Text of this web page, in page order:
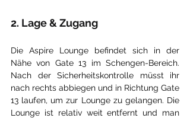
2. Lage & Zugang
Die Aspire Lounge befindet sich in der
Nähe von Gate 13 im Schengen-Bereich.
Nach der Sicherheitskontrolle müsst ihr
nach rechts abbiegen und in Richtung Gate
13 laufen, um zur Lounge zu gelangen. Die
Lounge ist relativ weit entfernt und man